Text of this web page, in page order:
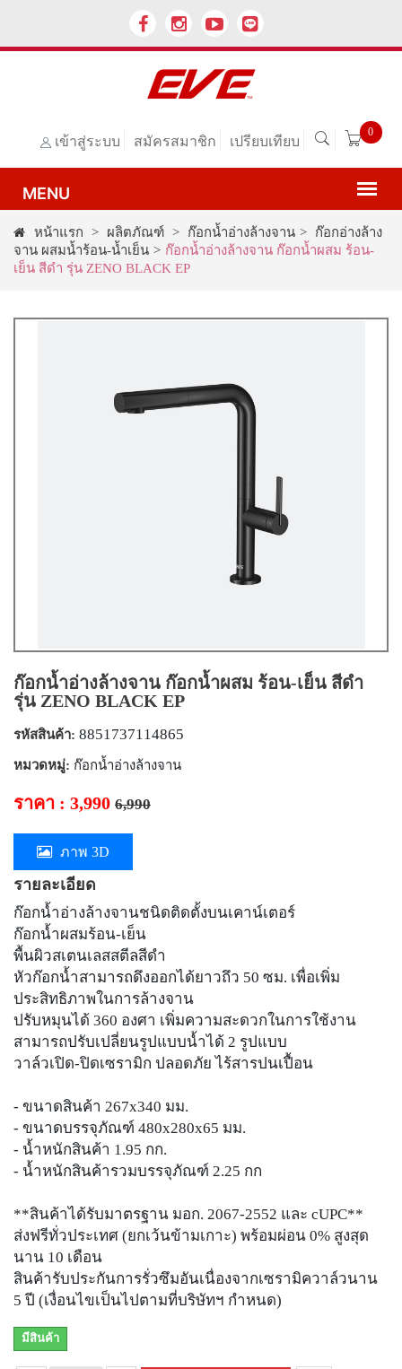
เข้าสู่ระบบ สมัครสมาชิก เปรียบเทียบ
0
หน้าแรก > ผลิตภัณฑ์ > ก๊อกน้ำอ่างล้างจาน >
ก๊อกอ่างล้าง
จาน ผสมน้ำร้อน-น้ำเย็น > ก๊อกน้ำอ่างล้างจาน ก๊อกน้ำผสม ร้อน-
เย็น สีดำ รุ่น ZENO BLACK EP
ก๊อกน้ำอ่างล้างจาน ก๊อกน้ำผสม ร้อน-เย็น สีดำ
รุ่น ZENO BLACK EP
รหัสสินค้า: 8851737114865
หมวดหมู่: ก๊อกน้ำอ่างล้างจาน
ราคา : 3,990 6,990
ภาพ 3D
รายละเอียด
ก๊อกน้ำอ่างล้างจานชนิดติดตั้งบนเคาน์เตอร์
ก๊อกน้ำผสมร้อน-เย็น
พื้นผิวสเตนเลสสตีลสีดำ
หัวก๊อกน้ำสามารถดึงออกได้ยาวถึว 50 ซม. เพื่อเพิ่ม
ประสิทธิภาพในการล้างจาน
ปรับหมุนได้ 360 องศา เพิ่มความสะดวกในการใช้งาน
สามารถปรับเปลี่ยนรูปแบบน้ำได้ 2 รูปแบบ
วาล์วเปิด-ปิดเซรามิก ปลอดภัย ไร้สารปนเปื้อน
- ขนาดสินค้า 267x340 มม.
- ขนาดบรรจุภัณฑ์ 480x280x65 มม.
- น้ำหนักสินค้า 1.95 กก.
- น้ำหนักสินค้ารวมบรรจุภัณฑ์ 2.25 กก
**สินค้าได้รับมาตรฐาน มอก. 2067-2552 และ cUPC**
ส่งฟรีทั่วประเทศ (ยกเว้นข้ามเกาะ) พร้อมผ่อน 0% สูงสุด
นาน 10 เดือน
สินค้ารับประกันการรั่วซึมอันเนื่องจากเซรามิควาล์วนาน
5 ปี (เงื่อนไขเป็นไปตามที่บริษัทฯ กำหนด)
มีสินค้า